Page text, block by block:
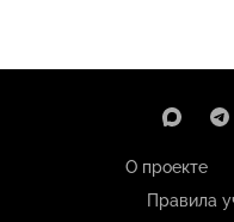
О проекте
Правила